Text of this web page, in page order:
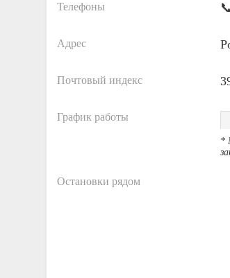
Телефоны
Адрес
Почтовый индекс
График работы
*
Остановки рядом